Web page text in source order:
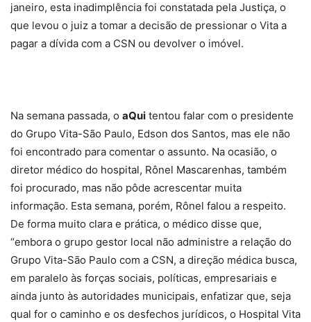
janeiro, esta inadimplência foi constatada pela Justiça, o
que levou o juiz a tomar a decisão de pressionar o Vita a
pagar a dívida com a CSN ou devolver o imóvel.
Na semana passada, o aQui tentou falar com o presidente
do Grupo Vita-São Paulo, Edson dos Santos, mas ele não
foi encontrado para comentar o assunto. Na ocasião, o
diretor médico do hospital, Rônel Mascarenhas, também
foi procurado, mas não pôde acrescentar muita
informação. Esta semana, porém, Rônel falou a respeito.
De forma muito clara e prática, o médico disse que,
“embora o grupo gestor local não administre a relação do
Grupo Vita-São Paulo com a CSN, a direção médica busca,
em paralelo às forças sociais, políticas, empresariais e
ainda junto às autoridades municipais, enfatizar que, seja
qual for o caminho e os desfechos jurídicos, o Hospital Vita